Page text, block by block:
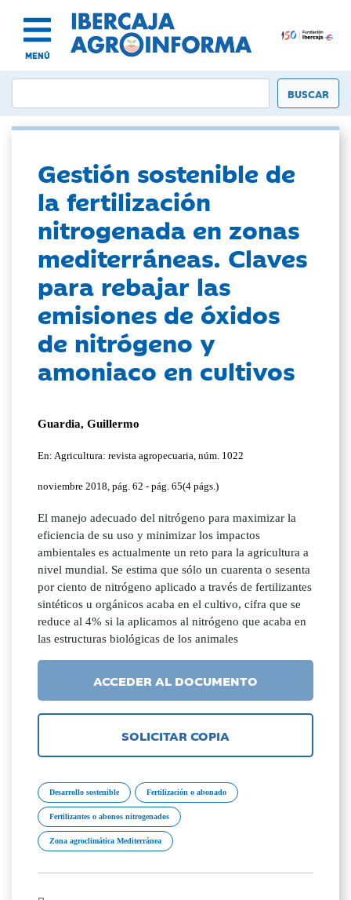
MENÚ
Gestión sostenible de
la fertilización
nitrogenada en zonas
mediterráneas. Claves
para rebajar las
emisiones de óxidos
de nitrógeno y
amoniaco en cultivos
Guardia, Guillermo
En: Agricultura: revista agropecuaria, núm. 1022
noviembre 2018, pág. 62 - pág. 65(4 págs.)
El manejo adecuado del nitrógeno para maximizar la
eficiencia de su uso y minimizar los impactos
ambientales es actualmente un reto para la agricultura a
nivel mundial. Se estima que sólo un cuarenta o sesenta
por ciento de nitrógeno aplicado a través de fertilizantes
sintéticos u orgánicos acaba en el cultivo, cifra que se
reduce al 4% si la aplicamos al nitrógeno que acaba en
las estructuras biológicas de los animales
ACCEDER AL DOCUMENTO
SOLICITAR COPIA
Desarrollo sostenible Fertilización o abonado
Fertilizantes o abonos nitrogenados
Zona agroclimática Mediterránea